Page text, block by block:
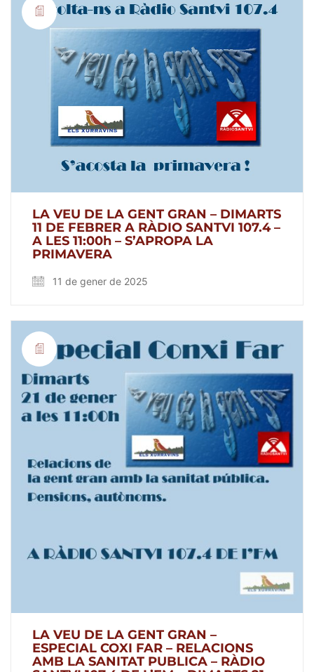
LA VEU DE LA GENT GRAN – DIMARTS
11 DE FEBRER A RÀDIO SANTVI 107.4 –
A LES 11:00h – S’APROPA LA
PRIMAVERA
11 de gener de 2025
LA VEU DE LA GENT GRAN –
ESPECIAL COXI FAR – RELACIONS
AMB LA SANITAT PUBLICA – RÀDIO